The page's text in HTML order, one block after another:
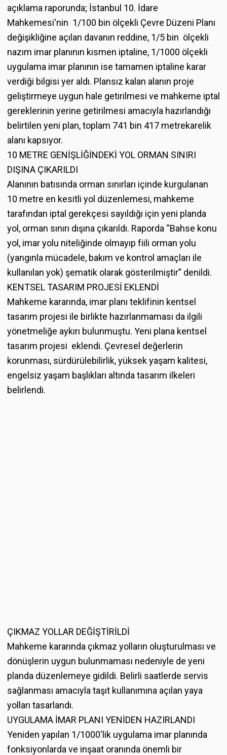
açıklama raporunda; İstanbul 10. İdare
Mahkemesi'nin 1/100 bin ölçekli Çevre Düzeni Planı
değişikliğine açılan davanın reddine, 1/5 bin ölçekli
nazım imar planının kısmen iptaline, 1/1000 ölçekli
uygulama imar planının ise tamamen iptaline karar
verdiği bilgisi yer aldı. Plansız kalan alanın proje
geliştirmeye uygun hale getirilmesi ve mahkeme iptal
gereklerinin yerine getirilmesi amacıyla hazırlandığı
belirtilen yeni plan, toplam 741 bin 417 metrekarelik
alanı kapsıyor.
10 METRE GENİŞLİĞİNDEKİ YOL ORMAN SINIRI
DIŞINA ÇIKARILDI
Alanının batısında orman sınırları içinde kurgulanan
10 metre en kesitli yol düzenlemesi, mahkeme
tarafından iptal gerekçesi sayıldığı için yeni planda
yol, orman sınırı dışına çıkarıldı. Raporda “Bahse konu
yol, imar yolu niteliğinde olmayıp fiili orman yolu
(yangınla mücadele, bakım ve kontrol amaçları ile
kullanılan yok) şematik olarak gösterilmiştir” denildi.
KENTSEL TASARIM PROJESİ EKLENDİ
Mahkeme kararında, imar planı teklifinin kentsel
tasarım projesi ile birlikte hazırlanmaması da ilgili
yönetmeliğe aykırı bulunmuştu. Yeni plana kentsel
tasarım projesi eklendi. Çevresel değerlerin
korunması, sürdürülebilirlik, yüksek yaşam kalitesi,
engelsiz yaşam başlıkları altında tasarım ilkeleri
belirlendi.
ÇIKMAZ YOLLAR DEĞİŞTİRİLDİ
Mahkeme kararında çıkmaz yolların oluşturulması ve
dönüşlerin uygun bulunmaması nedeniyle de yeni
planda düzenlemeye gidildi. Belirli saatlerde servis
sağlanması amacıyla taşıt kullanımına açılan yaya
yolları tasarlandı.
UYGULAMA İMAR PLANI YENİDEN HAZIRLANDI
Yeniden yapılan 1/1000'lik uygulama imar planında
fonksiyonlarda ve inşaat oranında önemli bir